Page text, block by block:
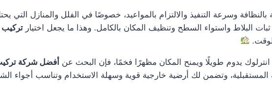
وسرعة التنفيذ والالتزام بالمواعيد، خصوصًا في الفلل والمنازل التي
البلاط واستواء السطح وتنظيف المكان بالكامل. وهذا ما يجعل اختيار تركيب
يدوم طويلًا ويمنح المكان مظهرًا فخمًا، فإن البحث عن أفضل شركة
المستقبلية، وتضمن لك أرضية خارجية قوية وسهلة الاستخدام وتناسب أجواء